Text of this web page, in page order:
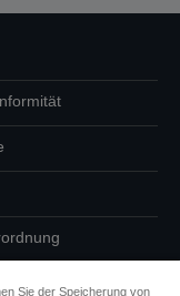
Sie der Speicherung von